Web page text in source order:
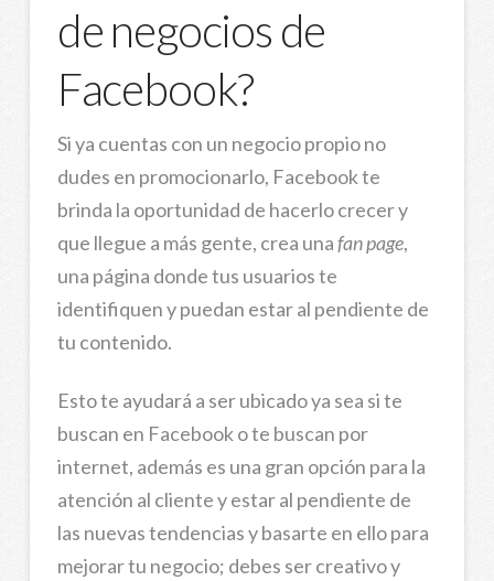
de negocios de
Facebook?
Si ya cuentas con un negocio propio no
dudes en promocionarlo, Facebook te
brinda la oportunidad de hacerlo crecer y
que llegue a más gente, crea unafan page,
una página donde tus usuarioste
identifiquen y puedan estar al pendiente de
tu contenido.
Esto te ayudará a ser ubicado ya sea si te
buscan en Facebook o te buscan por
internet, además es una gran opción para la
atención al cliente y estar al pendiente de
las nuevas tendencias y basarte en ello para
mejorar tu negocio; debes ser creativo y